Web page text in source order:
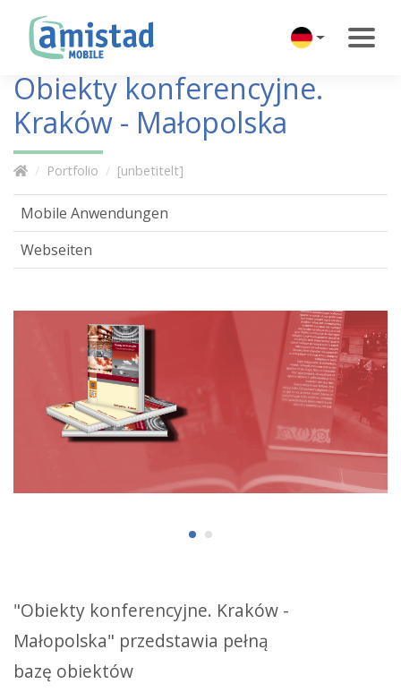
Obiekty konferencyjne.
Kraków - Małopolska
Portfolio [unbetitelt]
"Obiekty konferencyjne. Kraków -
Małopolska" przedstawia pełną
bazę obiektów
Mobile Anwendungen
Webseiten